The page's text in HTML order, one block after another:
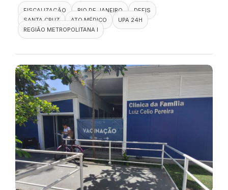
FISCALIZAÇÃO RIO DE JANEIRO
DEFIS
SANTA CRUZ
ATO MÉDICO
UPA 24H
REGIÃO METROPOLITANA I